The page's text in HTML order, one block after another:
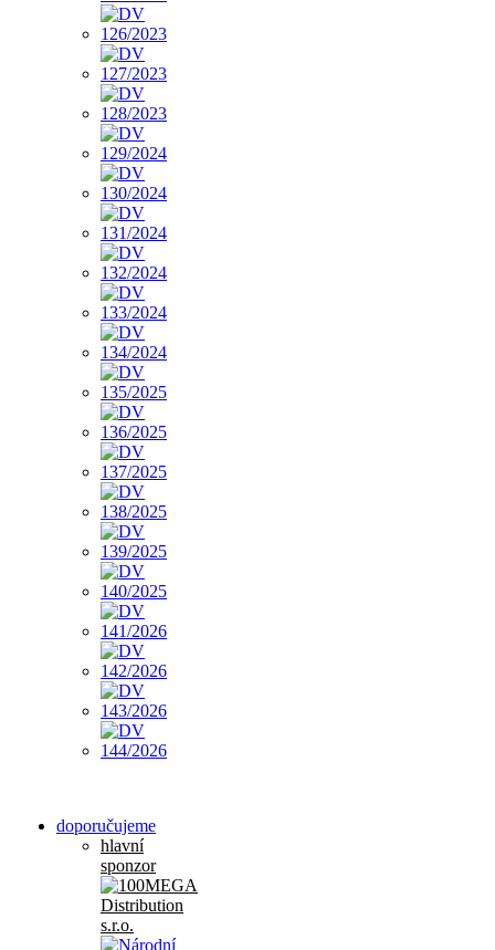
doporučujeme
hlavní
sponzor